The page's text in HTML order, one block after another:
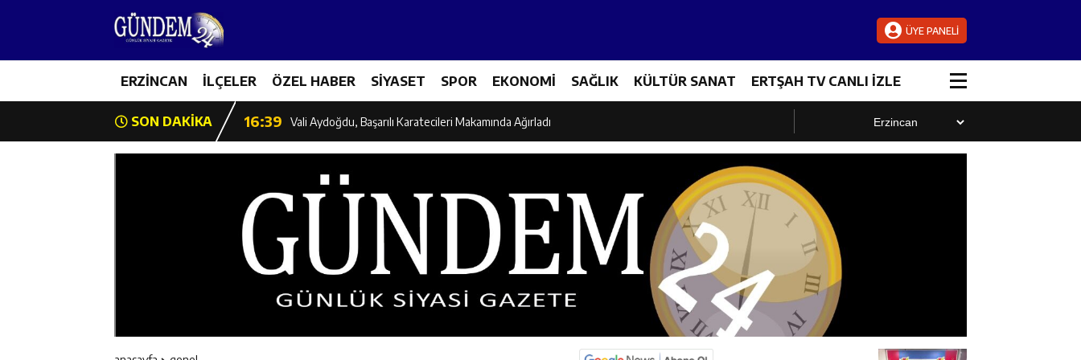
ÜYE PANELİ
ERZİNCAN İLÇELER ÖZEL HABER SİYASET SPOR EKONOMİ SAĞLIK KÜLTÜR SANAT ERTŞAH TV CANLI İZLE
SON DAKİKA
16:40 Mustafa Sarıgül’den “Parti Değiştirdi” İddialarına Yanıt
16:39 Vali Aydoğdu, Başarılı Karatecileri Makamında Ağırladı
11:42 Erzincan’da Kadına Yönelik Şiddetle Mücadele İçin Kurumlar Bir Araya Geldi
11:41 Hafızlık Sadece Ezber Değil, Kur’an’ın Anlamıyla Yaşamaktır
HSK Başkanvekili Fuzuli Aydoğdu’dan Erzincan Valisi Hamza Aydoğdu’ya Ziyaret